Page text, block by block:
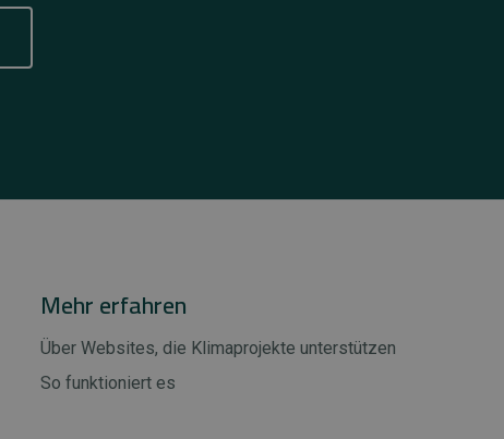
Mehr erfahren
Über Websites, die Klimaprojekte unterstützen
So funktioniert es